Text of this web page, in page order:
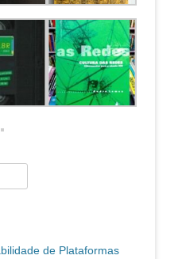
de Plataformas